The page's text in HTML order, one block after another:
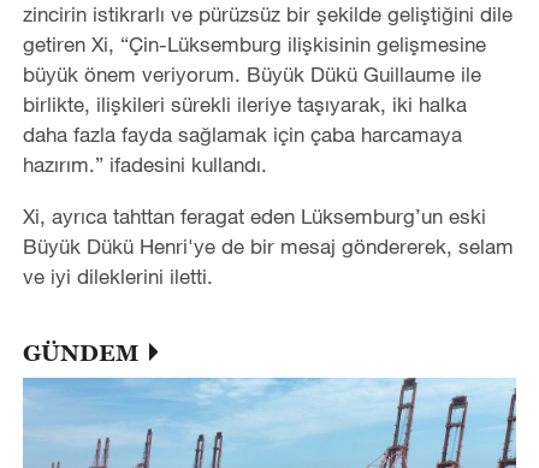
zincirin istikrarlı ve pürüzsüz bir şekilde geliştiğini dile
getiren Xi, “Çin-Lüksemburg ilişkisinin gelişmesine
büyük önem veriyorum. Büyük Dükü Guillaume ile
birlikte, ilişkileri sürekli ileriye taşıyarak, iki halka
daha fazla fayda sağlamak için çaba harcamaya
hazırım.” ifadesini kullandı.
Xi, ayrıca tahttan feragat eden Lüksemburg’un eski
Büyük Dükü Henri'ye de bir mesaj göndererek, selam
ve iyi dileklerini iletti.
GÜNDEM